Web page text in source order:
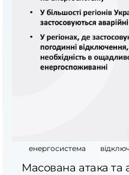
енергосистема
Масована атака та